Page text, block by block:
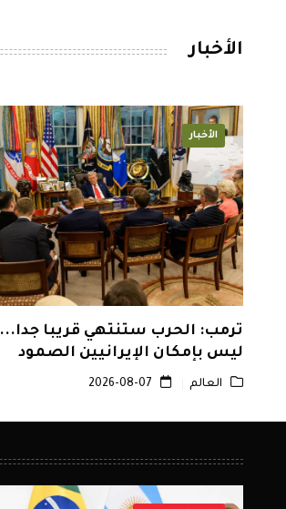
الأخبار
الأخبار
ترمب: الحرب ستنتهي قريبا جدا...
ليس بإمكان الإيرانيين الصمود
طويلا
العالم